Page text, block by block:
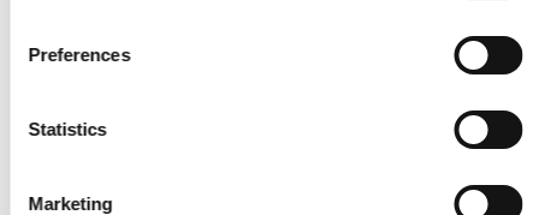
Preferences
Statistics
Marketing